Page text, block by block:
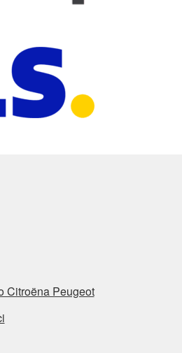
Citroëna Peugeot